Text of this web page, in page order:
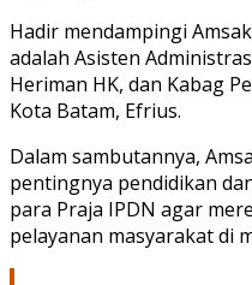
Hadir mendampingi
adalah Asisten
Heriman HK, dan Kabag
Kota Batam, Efrius.
Dalam sambutannya,
pentingnya pendidikan
para Praja IPDN agar
pelayanan masyarakat di